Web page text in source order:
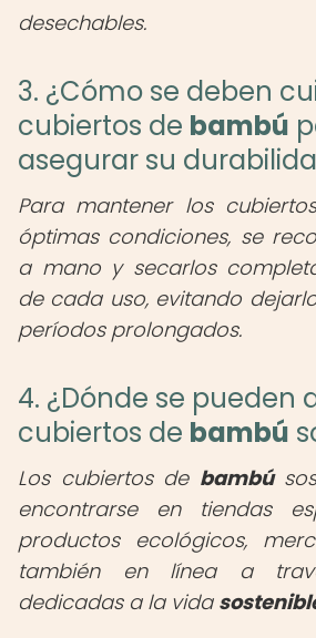
desechables.
3. ¿Cómo se deben
cubiertos de bambú
asegurar su
Para mantener los
óptimas condiciones, se
a mano y secarlos
de cada uso, evitando
períodos prolongados.
4. ¿Dónde se pueden
cubiertos de bambú
Los cubiertos de bambú
encontrarse en tiendas
productos ecológicos,
también en línea a
dedicadas a la vida